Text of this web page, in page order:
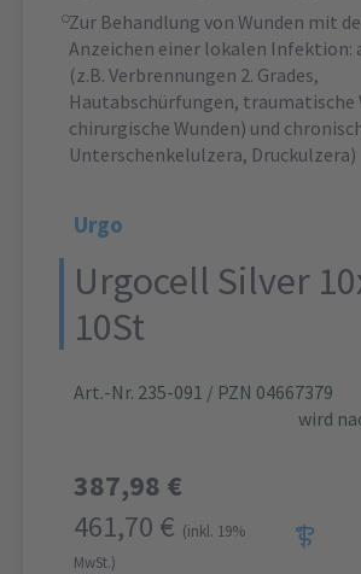
Zur Behandlung von Wunden mit
Anzeichen einer lokalen Infektion:
(z.B. Verbrennungen 2. Grades,
Hautabschürfungen, traumatische
chirurgische Wunden) und
Unterschenkelulzera, Druckulzera)
Urgo
Urgocell Silver
10St
Art.-Nr. 235-091 / PZN 04667379
wird
387,98 €
461,70 € (inkl. 19%
MwSt.)